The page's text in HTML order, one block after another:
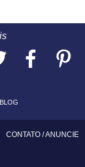
CONTATO /ANUNCIE